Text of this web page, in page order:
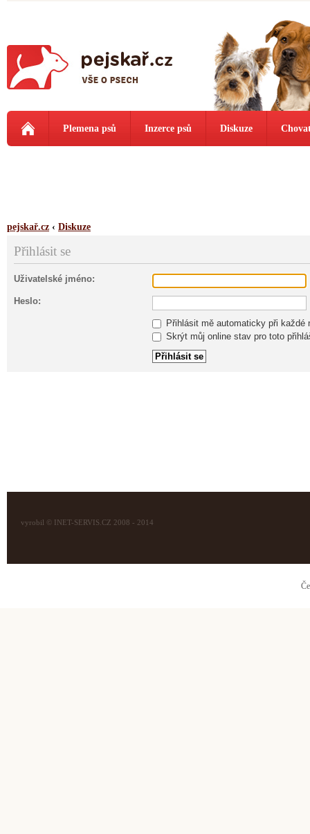
Plemena psů Inzerce psů Diskuze
pejskař.cz ‹ Diskuze
Přihlásit se
Uživatelské jméno:
Heslo:
Přihlásit mě automaticky při každé
Skrýt můj online stav pro toto
vyrobil © INET-SERVIS.CZ 2008 - 2014